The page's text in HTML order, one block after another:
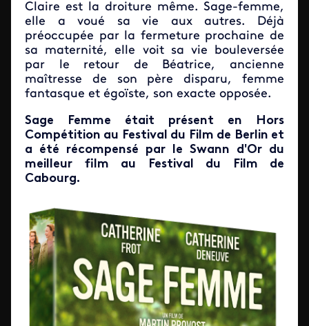
Claire est la droiture même. Sage-femme,
elle a voué sa vie aux autres. Déjà
préoccupée par la fermeture prochaine de
sa maternité, elle voit sa vie bouleversée
par le retour de Béatrice, ancienne
maîtresse de son père disparu, femme
fantasque et égoïste, son exacte opposée.
Sage Femme était présent en Hors
Compétition au Festival du Film de Berlin et
a été récompensé par le Swann d'Or du
meilleur film au Festival du Film de
Cabourg.